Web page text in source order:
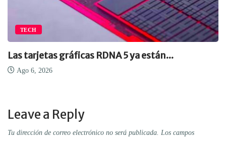
TECH
Las tarjetas gráficas RDNA 5 ya están...
Ago 6, 2026
Leave a Reply
Tu dirección de correo electrónico no será publicada. Los campos